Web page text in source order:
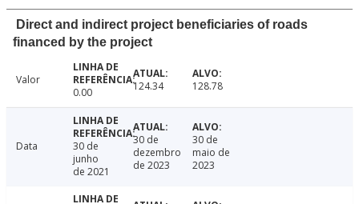
Direct and indirect project beneficiaries of roads
financed by the project
Valor
0.00
124.34 128.78
Data
30 de
junho
de 2021
30 de
dezembro
de 2023
30 de
maio de
2023